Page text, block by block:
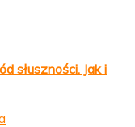
słuszności. Jak i